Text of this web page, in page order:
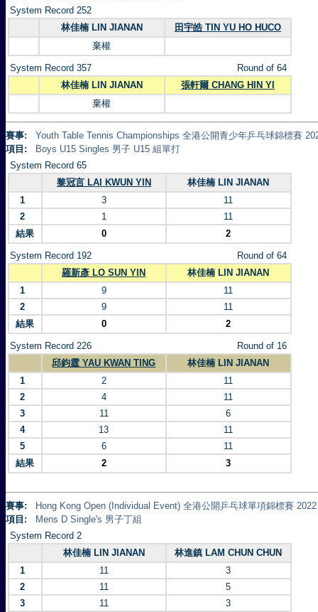
System Record 252
林佳楠 LIN JIANAN
田宇皓 TIN YU HO HUCO
棄權
System Record 357
Round of 64
林佳楠 LIN JIANAN
張軒爾 CHANG HIN YI
棄權
賽事:
Youth Table Tennis Championships 全港公開青少年乒乓球錦標賽
項目:
Boys U15 Singles 男子 U15 組單打
System Record 65
黎冠言 LAI KWUN YIN
林佳楠 LIN JIANAN
1
3
11
2
1
11
結果
0 2
System Record 192
Round of 64
羅新彥 LO SUN YIN
林佳楠 LIN JIANAN
1
9
11
2
9
11
結果
0 2
System Record 226
Round of 16
邱鈞霆 YAU KWAN TING
林佳楠 LIN JIANAN
1
2
11
2
4
11
3
11
6
4
13
11
5
6
11
結果
2 3
賽事:
Hong Kong Open (Individual Event) 全港公開乒乓球單項錦標賽 2022
項目:
Mens D Single's 男子丁組
System Record 2
林佳楠 LIN JIANAN
林進鎮 LAM CHUN CHUN
1
11
3
2
11
5
3
11
3